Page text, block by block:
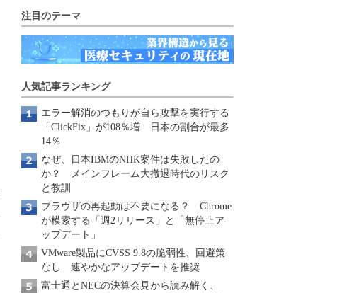
注目のテーマ
人気記事ランキング
エラー解消のつもりが自ら攻撃を実行する
「ClickFix」が108％増 日本の割合が最多
14％
なぜ、日本IBMのNHK案件は失敗したの
か？ メインフレーム大撤退時代のリスク
と教訓
ブラウザの再起動は不要になる？ Chrome
が模索する「週2リリース」と「無停止ア
ップデート」
VMware製品にCVSS 9.8の脆弱性、回避策
なし 速やかなアップデートを推奨
富士通とNECの決算会見から読み解く、